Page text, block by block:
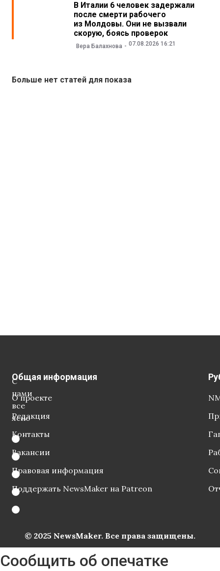
В Италии 6 человек задержали
после смерти рабочего
из Молдовы. Они не вызвали
скорую, боясь проверок
Вера Балахнова 07.08.2026 16:21
Больше нет статей для показа
С
нами
все
ясно
Общая информация
О проекте
Редакция
Контакты
Вакансии
Правовая информация
Поддержать NewsMaker на Patreon
© 2025 NewsMaker. Все права защищены.
Сообщить об опечатке